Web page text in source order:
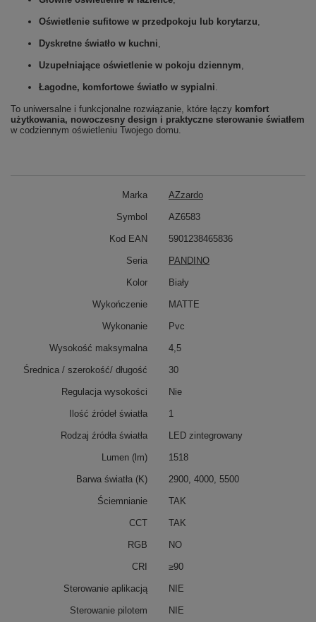
Oświetlenie sufitowe w przedpokoju lub korytarzu,
Dyskretne światło w kuchni,
Uzupełniające oświetlenie w pokoju dziennym,
Łagodne, komfortowe światło w sypialni.
To uniwersalne i funkcjonalne rozwiązanie, które łączy komfort
użytkowania, nowoczesny design i praktyczne sterowanie światłem
w codziennym oświetleniu Twojego domu.
Marka AZzardo
Symbol AZ6583
Kod EAN 5901238465836
Seria PANDINO
Kolor Biały
Wykończenie MATTE
Wykonanie Pvc
Wysokość maksymalna 4,5
Średnica / szerokość/ długość 30
Regulacja wysokości Nie
Ilość źródeł światła 1
Rodzaj źródła światła LED zintegrowany
Lumen (lm) 1518
Barwa światła (K) 2900, 4000, 5500
Ściemnianie TAK
CCT TAK
RGB NO
CRI ≥90
Sterowanie aplikacją NIE
Sterowanie pilotem NIE